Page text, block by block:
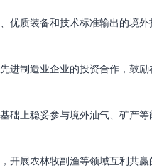
优质装备和技术标准输出的境
进制造业企业的投资合作，鼓
础上稳妥参与境外油气、矿产
开展农林牧副渔等领域互利共